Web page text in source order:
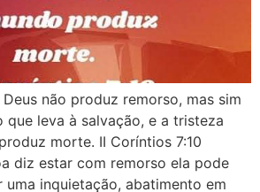
não produz remorso, mas sim
que leva à salvação, e a tristeza
morte. II Coríntios 7:10
diz estar com remorso ela pode
uma inquietação, abatimento em